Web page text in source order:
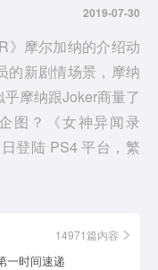
2019-07-30
》摩尔加纳的介绍动
的新剧情场景，摩纳
摩纳跟Joker商量了
图？《女神异闻录
登陆 PS4 平台，繁
14971篇内容
一时间速递